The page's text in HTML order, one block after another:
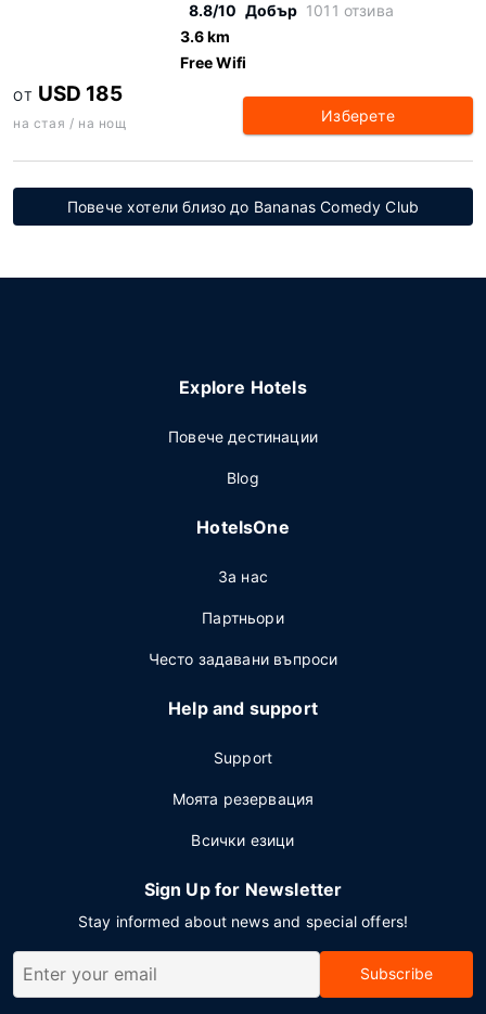
8.8/10 Добър 1011 отзива
3.6 km
Free Wifi
ОТ USD 185
на стая / на нощ Изберете
Повече хотели близо до Bananas Comedy Club
Explore Hotels
Повече дестинации
Blog
HotelsOne
За нас
Партньори
Често задавани въпроси
Help and support
Support
Моята резервация
Всички езици
Sign Up for Newsletter
Stay informed about news and special offers!
Subscribe